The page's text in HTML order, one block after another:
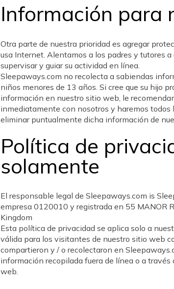
Información para
Otra parte de nuestra prioridad es agregar
usa Internet. Alentamos a los padres y tutores
supervisar y guiar su actividad en línea.
Sleepaways.com no recolecta a sabiendas
niños menores de 13 años. Si cree que su hijo
información en nuestro sitio web, le
inmediatamente con nosotros y haremos todos
eliminar puntualmente dicha información de
Política de
solamente
El responsable legal de Sleepaways.com is
empresa 0120010 y registrada en 55 MANOR
Kingdom
Esta política de privacidad se aplica solo a
válida para los visitantes de nuestro sitio web
compartieron y / o recolectaron en
información recopilada fuera de línea o a
web.